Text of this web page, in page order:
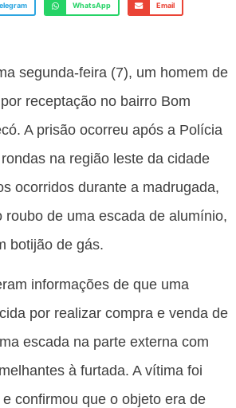
WhatsApp Email
segunda-feira (7), um homem de
receptação no bairro Bom
A prisão ocorreu após a Polícia
na região leste da cidade
ocorridos durante a madrugada,
roubo de uma escada de alumínio,
botijão de gás.
informações de que uma
por realizar compra e venda de
escada na parte externa com
à furtada. A vítima foi
confirmou que o objeto era de